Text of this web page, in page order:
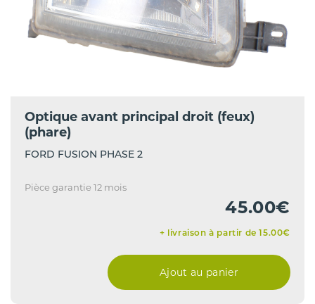
Optique avant principal droit (feux)
(phare)
FORD FUSION PHASE 2
Pièce garantie 12 mois
45.00€
+ livraison à partir de 15.00€
Ajout au panier